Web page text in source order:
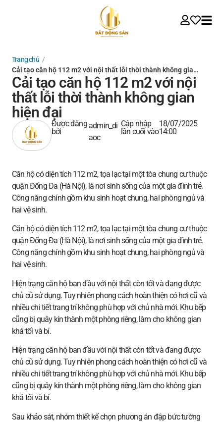
Trang chủ /
Cải tạo căn hộ 112 m2 với nội thất lỗi thời thành không gia…
Cải tạo căn hộ 112 m2 với nội
thất lỗi thời thành không gian
hiện đại
Được đăng
bởi
admin_di
aoc
Cập nhập
lần cuối vào
18/07/2025
14:00
Căn hộ có diện tích 112 m2, tọa lạc tại một tòa chung cư thuộc
quận Đống Đa (Hà Nội), là nơi sinh sống của một gia đình trẻ.
Công năng chính gồm khu sinh hoạt chung, hai phòng ngủ và
hai vệ sinh.
Căn hộ có diện tích 112 m2, tọa lạc tại một tòa chung cư thuộc
quận Đống Đa (Hà Nội), là nơi sinh sống của một gia đình trẻ.
Công năng chính gồm khu sinh hoạt chung, hai phòng ngủ và
hai vệ sinh.
Hiện trạng căn hộ ban đầu với nội thất còn tốt và đang được
chủ cũ sử dụng. Tuy nhiên phong cách hoàn thiện có hơi cũ và
nhiều chi tiết trang trí không phù hợp với chủ nhà mới. Khu bếp
cũng bị quây kín thành một phòng riêng, làm cho không gian
khá tối và bí.
Hiện trạng căn hộ ban đầu với nội thất còn tốt và đang được
chủ cũ sử dụng. Tuy nhiên phong cách hoàn thiện có hơi cũ và
nhiều chi tiết trang trí không phù hợp với chủ nhà mới. Khu bếp
cũng bị quây kín thành một phòng riêng, làm cho không gian
khá tối và bí.
Sau khảo sát, nhóm thiết kế chọn phương án đập bức tường